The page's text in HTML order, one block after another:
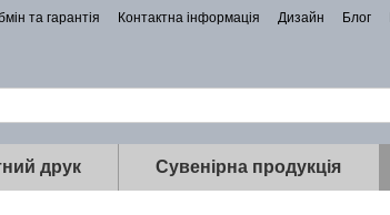
та гарантія Контактна інформація Дизайн Блог
друк Сувенірна продукція